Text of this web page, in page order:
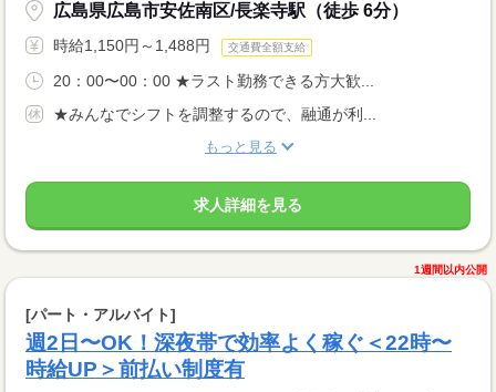
広島県広島市安佐南区/長楽寺駅（徒歩 6分）
時給1,150円～1,488円 交通費全額支給
20：00〜00：00 ★ラスト勤務できる方大歓...
★みんなでシフトを調整するので、融通が利...
もっと見る
求人詳細を見る
1週間以内公開
[パート・アルバイト]
週2日〜OK！深夜帯で効率よく稼ぐ＜22時〜
時給UP＞前払い制度有